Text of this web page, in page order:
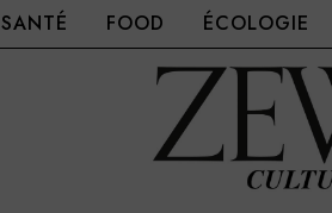
SANTÉ FOOD ÉCOLOGIE